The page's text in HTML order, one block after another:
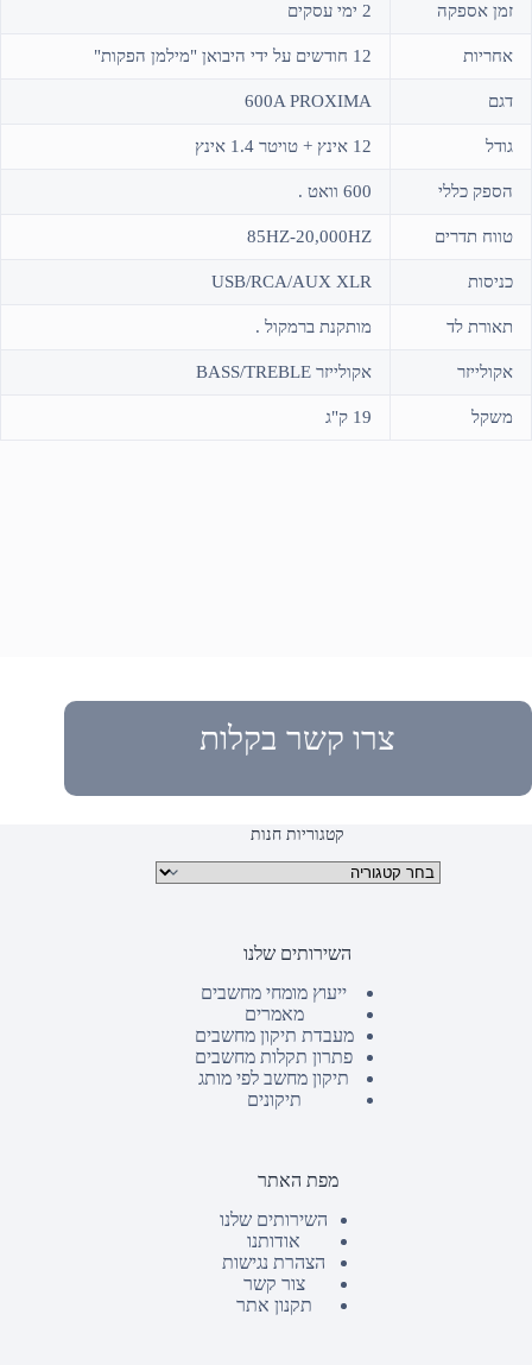
זמן אספקה 2 ימי עסקים
אחריות 12 חודשים על ידי היבואן "מילמן הפקות"
דגם 600A PROXIMA
גודל 12 אינץ + טויטר 1.4 אינץ
הספק כללי 600 וואט .
טווח תדרים 85HZ-20,000HZ
כניסות USB/RCA/AUX XLR
תאורת לד מותקנת ברמקול .
אקולייזר אקולייזר BASS/TREBLE
משקל 19 ק"ג
צרו קשר בקלות
קטגוריות חנות
קטגוריות מוצרים
השירותים שלנו
ייעוץ מומחי מחשבים
מאמרים
מעבדת תיקון מחשבים
פתרון תקלות מחשבים
תיקון מחשב לפי מותג
תיקונים
מפת האתר
השירותים שלנו
אודותנו
הצהרת נגישות
צור קשר
תקנון אתר